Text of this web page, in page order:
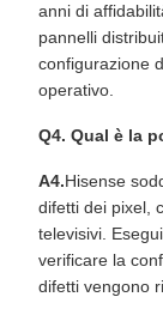
anni di
pannelli
configurazione
operativo.
Q4. Qual è la
A4.Hisense
difetti dei pixel,
televisivi.
verificare la
difetti vengono